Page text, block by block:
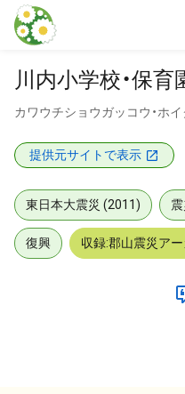
本文に飛ぶ
川内小学校・保
カワウチショウガッコウ・ホ
提供元サイトで表示
東日本大震災 (2011)
復興 収録:郡山震災ア